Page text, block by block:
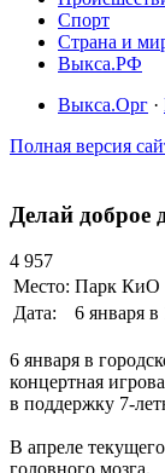
Спорт
Страна и
Выкса.РФ
Выкса.Орг ·
Полная версия
Делай доброе
4 957
Место: Парк КиО
Дата:
6 января в
6 января в
концертная
в поддержку 7-
В апреле